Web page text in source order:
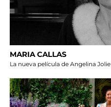
MARIA CALLAS
La nueva película de Angelina Jolie